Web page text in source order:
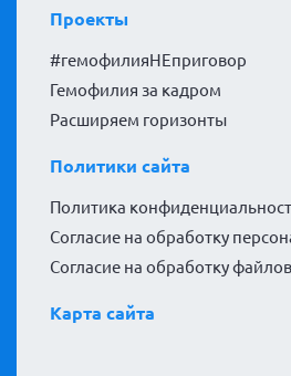
Проекты
#гемофилияНЕприговор
Гемофилия за кадром
Расширяем горизонты
Политики сайта
Политика
Согласие на обработку
Согласие на обработку
Карта сайта